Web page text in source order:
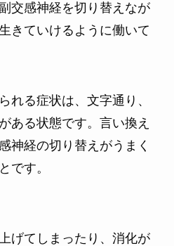
交感神経を切り替えなが
きていけるように働いて
れる症状は、文字通り、
ある状態です。言い換え
神経の切り替えがうまく
です。
げてしまったり、消化が